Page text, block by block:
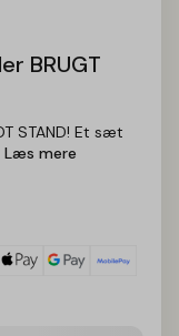
BRUGT
STAND! Et sæt
Læs mere